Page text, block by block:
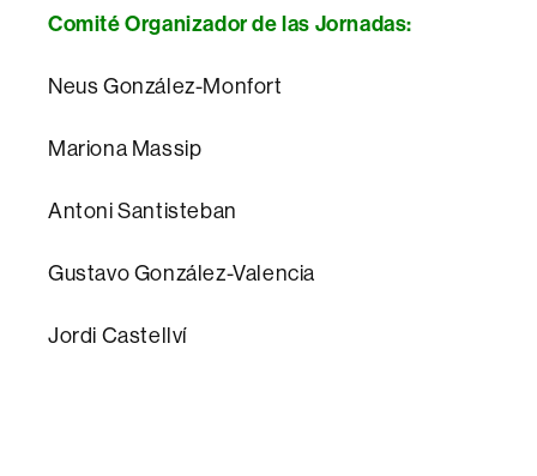
Comité Organizador de las Jornadas:
Neus González-Monfort
Mariona Massip
Antoni Santisteban
Gustavo González-Valencia
Jordi Castellví